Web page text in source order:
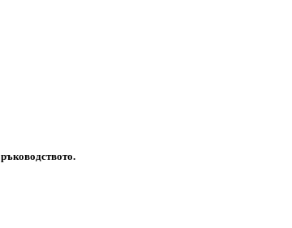
ръководството.